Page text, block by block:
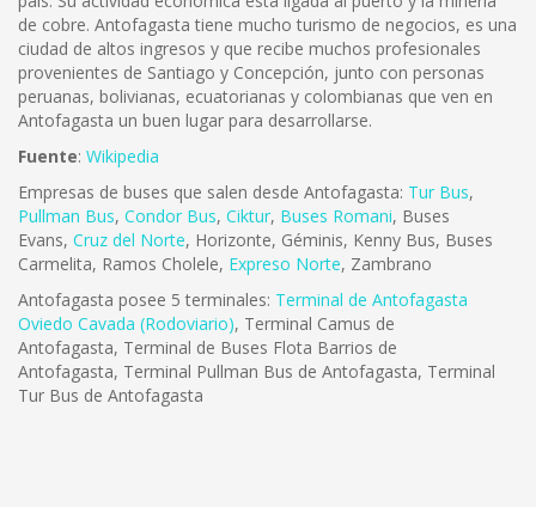
de cobre. Antofagasta tiene mucho turismo de negocios, es una
ciudad de altos ingresos y que recibe muchos profesionales
provenientes de Santiago y Concepción, junto con personas
peruanas, bolivianas, ecuatorianas y colombianas que ven en
Antofagasta un buen lugar para desarrollarse.
Fuente: Wikipedia
Empresas de buses que salen desde Antofagasta: Tur Bus,
Pullman Bus, Condor Bus, Ciktur, Buses Romani, Buses
Evans, Cruz del Norte, Horizonte, Géminis, Kenny Bus, Buses
Carmelita, Ramos Cholele, Expreso Norte, Zambrano
Antofagasta posee 5 terminales: Terminal de Antofagasta
Oviedo Cavada (Rodoviario), Terminal Camus de
Antofagasta, Terminal de Buses Flota Barrios de
Antofagasta, Terminal Pullman Bus de Antofagasta, Terminal
Tur Bus de Antofagasta